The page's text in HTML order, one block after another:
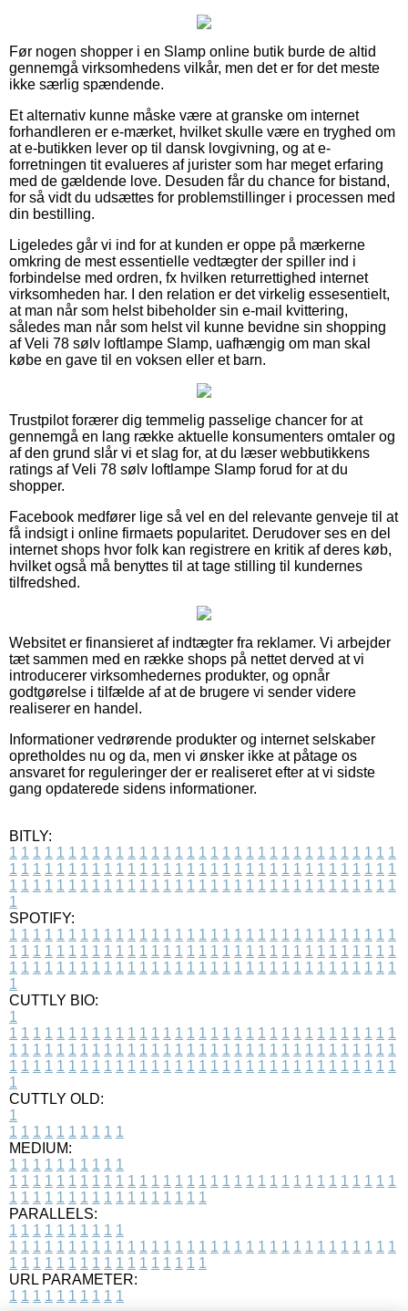
Før nogen shopper i en Slamp online butik burde de altid
gennemgå virksomhedens vilkår, men det er for det meste
ikke særlig spændende.
Et alternativ kunne måske være at granske om internet
forhandleren er e-mærket, hvilket skulle være en tryghed om
at e-butikken lever op til dansk lovgivning, og at e-
forretningen tit evalueres af jurister som har meget erfaring
med de gældende love. Desuden får du chance for bistand,
for så vidt du udsættes for problemstillinger i processen med
din bestilling.
Ligeledes går vi ind for at kunden er oppe på mærkerne
omkring de mest essentielle vedtægter der spiller ind i
forbindelse med ordren, fx hvilken returrettighed internet
virksomheden har. I den relation er det virkelig essesentielt,
at man når som helst bibeholder sin e-mail kvittering,
således man når som helst vil kunne bevidne sin shopping
af Veli 78 sølv loftlampe Slamp, uafhængig om man skal
købe en gave til en voksen eller et barn.
Trustpilot forærer dig temmelig passelige chancer for at
gennemgå en lang række aktuelle konsumenters omtaler og
af den grund slår vi et slag for, at du læser webbutikkens
ratings af Veli 78 sølv loftlampe Slamp forud for at du
shopper.
Facebook medfører lige så vel en del relevante genveje til at
få indsigt i online firmaets popularitet. Derudover ses en del
internet shops hvor folk kan registrere en kritik af deres køb,
hvilket også må benyttes til at tage stilling til kundernes
tilfredshed.
Websitet er finansieret af indtægter fra reklamer. Vi arbejder
tæt sammen med en række shops på nettet derved at vi
introducerer virksomhedernes produkter, og opnår
godtgørelse i tilfælde af at de brugere vi sender videre
realiserer en handel.
Informationer vedrørende produkter og internet selskaber
opretholdes nu og da, men vi ønsker ikke at påtage os
ansvaret for reguleringer der er realiseret efter at vi sidste
gang opdaterede sidens informationer.
BITLY:
1 1 1 1 1 1 1 1 1 1 1 1 1 1 1 1 1 1 1 1 1 1 1 1 1 1 1 1 1 1 1 1 1
1 1 1 1 1 1 1 1 1 1 1 1 1 1 1 1 1 1 1 1 1 1 1 1 1 1 1 1 1 1 1 1 1
1 1 1 1 1 1 1 1 1 1 1 1 1 1 1 1 1 1 1 1 1 1 1 1 1 1 1 1 1 1 1 1 1
1
SPOTIFY:
1 1 1 1 1 1 1 1 1 1 1 1 1 1 1 1 1 1 1 1 1 1 1 1 1 1 1 1 1 1 1 1 1
1 1 1 1 1 1 1 1 1 1 1 1 1 1 1 1 1 1 1 1 1 1 1 1 1 1 1 1 1 1 1 1 1
1 1 1 1 1 1 1 1 1 1 1 1 1 1 1 1 1 1 1 1 1 1 1 1 1 1 1 1 1 1 1 1 1
1
CUTTLY BIO:
1
1 1 1 1 1 1 1 1 1 1 1 1 1 1 1 1 1 1 1 1 1 1 1 1 1 1 1 1 1 1 1 1 1
1 1 1 1 1 1 1 1 1 1 1 1 1 1 1 1 1 1 1 1 1 1 1 1 1 1 1 1 1 1 1 1 1
1 1 1 1 1 1 1 1 1 1 1 1 1 1 1 1 1 1 1 1 1 1 1 1 1 1 1 1 1 1 1 1 1
1
CUTTLY OLD:
1
1 1 1 1 1 1 1 1 1 1
MEDIUM:
1 1 1 1 1 1 1 1 1 1
1 1 1 1 1 1 1 1 1 1 1 1 1 1 1 1 1 1 1 1 1 1 1 1 1 1 1 1 1 1 1 1 1
1 1 1 1 1 1 1 1 1 1 1 1 1 1 1 1 1
PARALLELS:
1 1 1 1 1 1 1 1 1 1
1 1 1 1 1 1 1 1 1 1 1 1 1 1 1 1 1 1 1 1 1 1 1 1 1 1 1 1 1 1 1 1 1
1 1 1 1 1 1 1 1 1 1 1 1 1 1 1 1 1
URL PARAMETER:
1 1 1 1 1 1 1 1 1 1